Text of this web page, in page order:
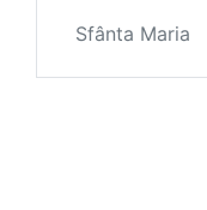
Sfânta Maria